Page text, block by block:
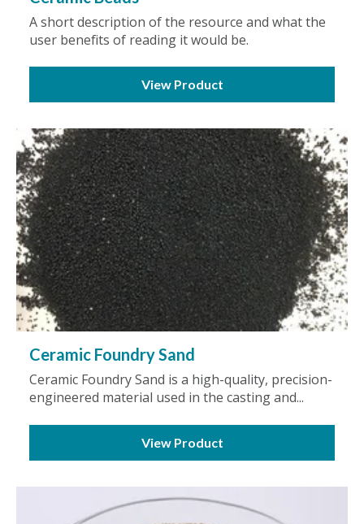
A short description of the resource and what the
user benefits of reading it would be.
View Product
Ceramic Foundry Sand
Ceramic Foundry Sand is a high-quality, precision-
engineered material used in the casting and...
View Product